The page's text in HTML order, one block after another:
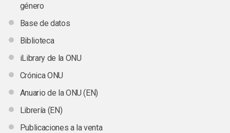
género
Base de datos
Biblioteca
iLibrary de la ONU
Crónica ONU
Anuario de la ONU (EN)
Librería (EN)
Publicaciones a la venta